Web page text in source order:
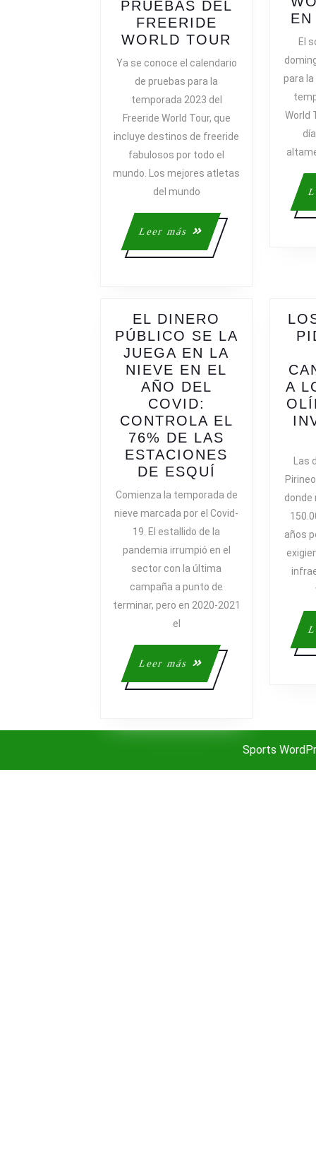
PRUEBAS DEL
FREERIDE
WORLD TOUR BAQUEIRA
ORDINO
DE
PRUEBAS
FREERIDE
Ya se conoce el calendario
de pruebas para la
temporada 2023 del
Freeride World Tour, que
incluye destinos de freeride
fabulosos por todo el
mundo. Los mejores atletas
del mundo
Leer más
Leer
más
El
para
World
EL DINERO
PÚBLICO SE LA
JUEGA EN LA
NIEVE EN EL
AÑO DEL
COVID:
CONTROLA EL
76% DE LAS
ESTACIONES
DE ESQUÍ
DINERO
PÚBLICO
SE
LA
JUEGA
EN
LA
NIEVE
AÑO
DEL
COVID:
76%
Comienza la temporada de
nieve marcada por el Covid-
19. El estallido de la
pandemia irrumpió en el
sector con la última
campaña a punto de
terminar, pero en 2020-2021
el
Leer más
Leer
más
A
Las
donde
años
Sports